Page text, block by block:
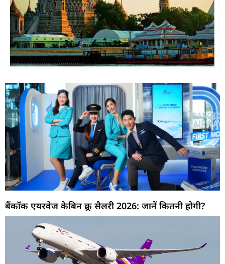
बैंकॉक एयरवेज केबिन क्रू सैलरी 2026: जानें कितनी होगी?